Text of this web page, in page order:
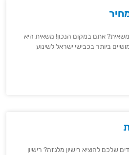
אתם במקום הנכון! משאית היא
ביותר בכבישי ישראל לשינוע
שלכם להוציא רישיון מלגזה? רישיון